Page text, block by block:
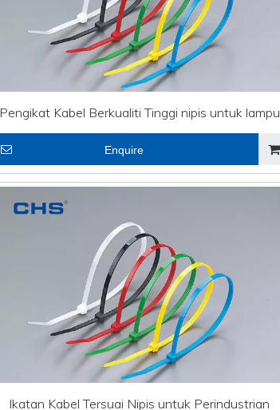
Pengikat Kabel Berkualiti Tinggi nipis untuk lampu
rentetan
Enquire
Ikatan Kabel Tersuai Nipis untuk Perindustrian